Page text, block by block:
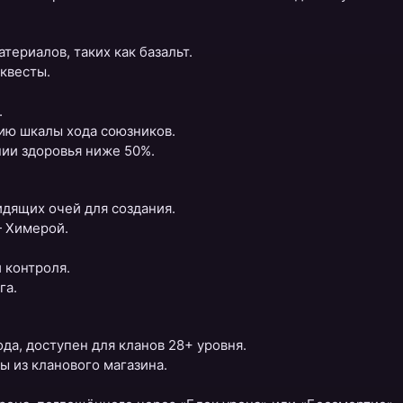
таких как базальт.
шкалы хода союзников.
здоровья ниже 50%.
очей для создания.
Химерой.
доступен для кланов 28+ уровня.
из кланового магазина.